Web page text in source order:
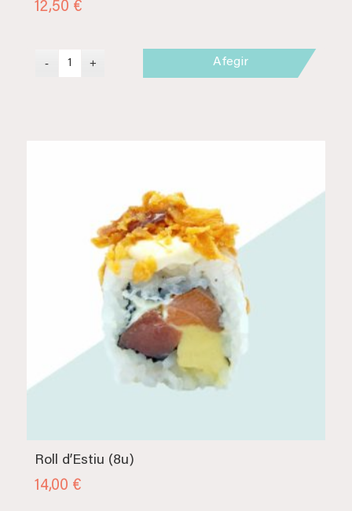
12,50 €
Afegir
Roll d’Estiu (8u)
14,00 €